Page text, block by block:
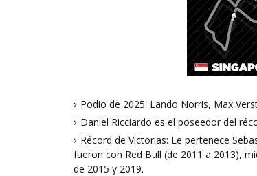
Podio de 2025: Lando Norris, Max
Daniel Ricciardo es el poseedor del
Récord de Victorias: Le pertenece
fueron con Red Bull (de 2011 a 2013),
de 2015 y 2019.